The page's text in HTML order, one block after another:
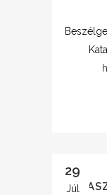
29
Júl